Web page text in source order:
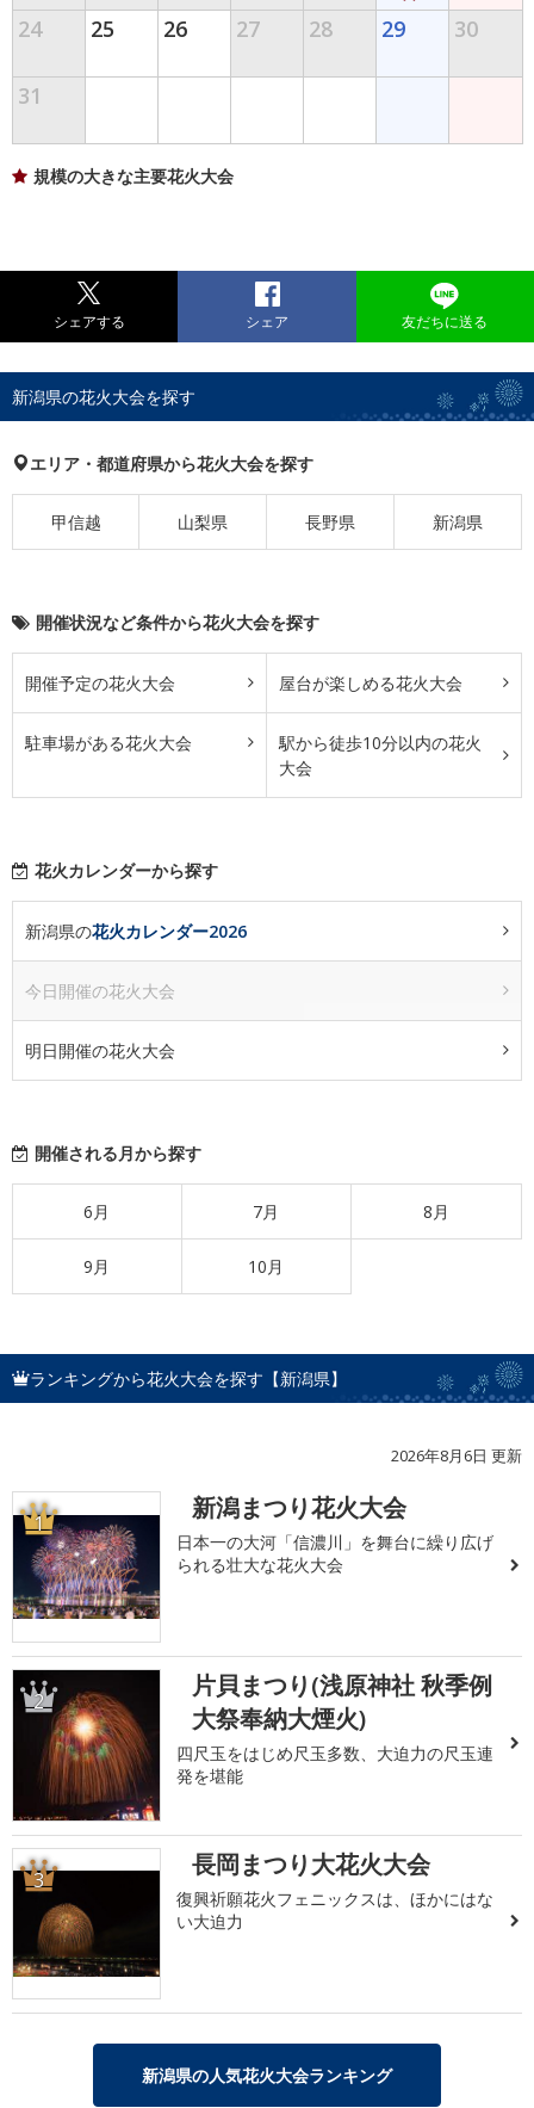
24 25 26 27 28 29 30
31
規模の大きな主要花火大会
シェアする シェア 友だちに送る
新潟県の花火大会を探す
エリア・都道府県から花火大会を探す
甲信越 山梨県 長野県 新潟県
開催状況など条件から花火大会を探す
開催予定の花火大会 屋台が楽しめる花火大会
駐車場がある花火大会
駅から徒歩10分以内の花火
大会
花火カレンダーから探す
新潟県の花火カレンダー2026
今日開催の花火大会
明日開催の花火大会
開催される月から探す
6月 7月 8月
9月 10月
ランキングから花火大会を探す【新潟県】
2026年8月6日 更新
1 新潟まつり花火大会
日本一の大河「信濃川」を舞台に繰り広げ
られる壮大な花火大会
2
片貝まつり(浅原神社 秋季例
大祭奉納大煙火)
四尺玉をはじめ尺玉多数、大迫力の尺玉連
発を堪能
3 長岡まつり大花火大会
復興祈願花火フェニックスは、ほかにはな
い大迫力
新潟県の人気花火大会ランキング